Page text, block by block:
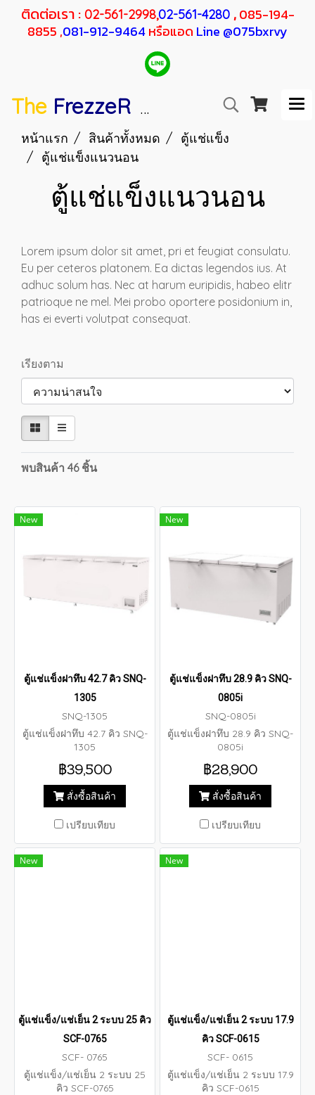
ติดต่อเรา : 02-561-2998,02-561-4280 ,085-194-
8855 ,081-912-9464หรือแอด Line @075bxrvy
The FrezzeR SANDEN F RESHER
หน้าแรก สินค้าทั้งหมด
ตู้แช่แข็ง
ตู้แช่แข็งแนวนอน
ตู้แช่แข็งแนวนอน
Lorem ipsum dolor sit amet, pri et feugiat consulatu.
Eu per ceteros platonem. Ea dictas legendos ius. At
adhuc solum has. Nec at harum euripidis, habeo elitr
patrioque ne mel. Mei probo oportere posidonium in,
has ei everti volutpat consequat.
เรียงตาม
พบสินค้า 46 ชิ้น
New
ตู้แช่แข็งฝาทึบ 42.7 คิว SNQ-
1305
SNQ-1305
ตู้แช่แข็งฝาทึบ 42.7 คิว SNQ-
1305
฿39,500
สั่งซื้อสินค้า
เปรียบเทียบ
New
ตู้แช่แข็งฝาทึบ 28.9 คิว SNQ-
0805i
SNQ-0805i
ตู้แช่แข็งฝาทึบ 28.9 คิว SNQ-
0805i
฿28,900
สั่งซื้อสินค้า
เปรียบเทียบ
New
ตู้แช่แข็ง/แช่เย็น 2 ระบบ 25 คิว
SCF-0765
SCF- 0765
ตู้แช่แข็ง/แช่เย็น 2 ระบบ 25
คิว SCF-0765
New
ตู้แช่แข็ง/แช่เย็น 2 ระบบ 17.9
คิว SCF-0615
SCF- 0615
ตู้แช่แข็ง/แช่เย็น 2 ระบบ 17.9
คิว SCF-0615